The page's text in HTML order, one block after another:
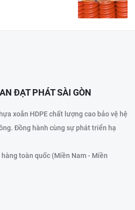
ĐẠT PHÁT SÀI GÒN
xoắn HDPE chất lượng cao bảo vệ hệ
Đồng hành cùng sự phát triển hạ
toàn quốc (Miền Nam - Miền